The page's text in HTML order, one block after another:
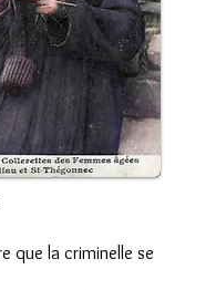
que la criminelle se